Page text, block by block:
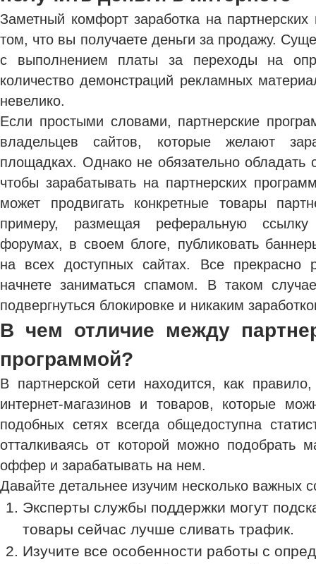
Заметный комфорт заработка на партнерских
том, что вы получаете деньги за продажу.
с выполнением платы за переходы на
количество демонстраций рекламных
невелико.
Если простыми словами, партнерские
владельцев сайтов, которые желают
площадках. Однако не обязательно
чтобы зарабатывать на партнерских
может продвигать конкретные товары
примеру, размещая реферальную ссылку
форумах, в своем блоге, публиковать
на всех доступных сайтах. Все прекрасно
начнете заниматься спамом. В таком
подвергнуться блокировке и никаким
В чем отличие между
программой?
В партнерской сети находится, как
интернет-магазинов и товаров, которые
подобных сетях всегда общедоступна
отталкиваясь от которой можно подобрать
оффер и зарабатывать на нем.
Давайте детальнее изучим несколько важных
Эксперты службы поддержки могут
товары сейчас лучше сливать трафик.
Изучите все особенности работы с